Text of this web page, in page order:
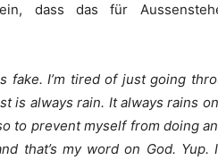
dass das für
fake. I’m tired of just going
is always rain. It always rains
to prevent myself from doing
that’s my word on God. Yup.